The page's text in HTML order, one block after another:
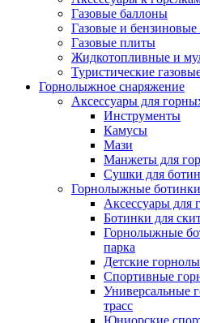
Газовые баллоны
Газовые и
Газовые плиты
Жидкотопливные и
Туристические
Горнолыжное снаряжение
Аксессуары для
Инструменты
Камусы
Мази
Манжеты для
Сушки для
Горнолыжные ботинки
Аксессуары для
Ботинки для
Горнолыжные
парка
Детские
Спортивные
Универсальные
трасс
Юниорские